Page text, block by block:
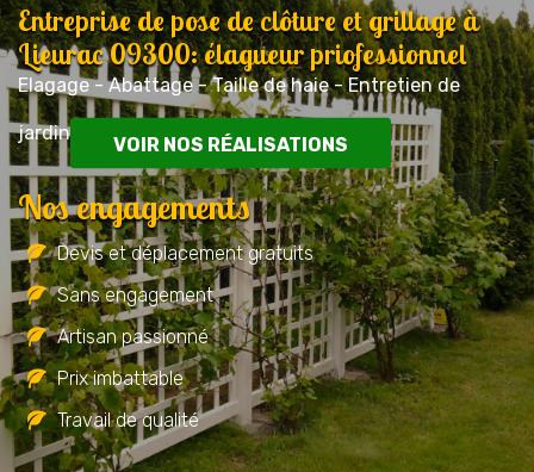
Entreprise de pose de clôture et grillage à
Lieurac 09300: élagueur priofessionnel
Elagage - Abattage - Taille de haie - Entretien de
jardin
VOIR NOS RÉALISATIONS
Nos engagements
Devis et déplacement gratuits
Sans engagement
Artisan passionné
Prix imbattable
Travail de qualité